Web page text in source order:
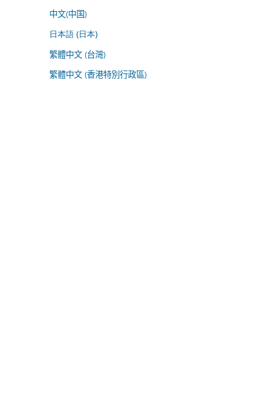
中文(中国)
日本語 (日本)
繁體中文 (台灣)
繁體中文 (香港特別行政區)